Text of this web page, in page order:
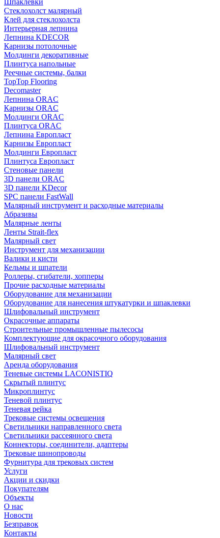
Шпаклевки
Стеклохолст малярный
Клей для стеклохолста
Интерьерная лепнина
Лепнина KDECOR
Карнизы потолочные
Молдинги декоративные
Плинтуса напольные
Реечные системы, балки
TopTop Flooring
Decomaster
Лепнина ORAC
Карнизы ORAC
Молдинги ORAC
Плинтуса ORAC
Лепнина Европласт
Карнизы Европласт
Молдинги Европласт
Плинтуса Европласт
Стеновые панели
3D панели ORAC
3D панели KDecor
SPC панели FastWall
Малярный инструмент и расходные материалы
Абразивы
Малярные ленты
Ленты Strait-flex
Малярный свет
Инструмент для механизации
Валики и кисти
Кельмы и шпатели
Роллеры, сгибатели, хопперы
Прочие расходные материалы
Оборудование для механизации
Оборудование для нанесения штукатурки и шпаклевки
Шлифовальный инструмент
Окрасочные аппараты
Строительные промышленные пылесосы
Комплектующие для окрасочного оборудования
Шлифовальный инструмент
Малярный свет
Аренда оборудования
Теневые системы LACONISTIQ
Скрытый плинтус
Микроплинтус
Теневой плинтус
Теневая рейка
Трековые системы освещения
Светильники направленного света
Светильники рассеянного света
Коннекторы, соединители, адаптеры
Трековые шинопроводы
Фурнитура для трековых систем
Услуги
Акции и скидки
Покупателям
Объекты
О нас
Новости
Безправок
Контакты